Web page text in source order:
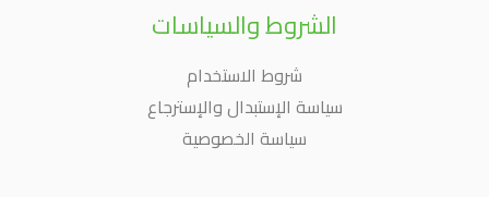
الشروط والسياسات
شروط الاستخدام
سياسة الإستبدال والإسترجاع
سياسة الخصوصية